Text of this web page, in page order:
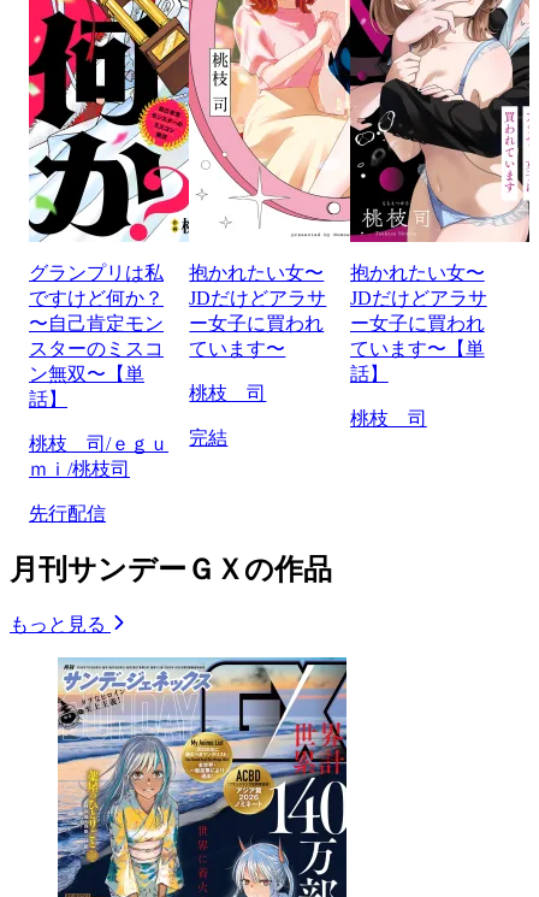
グランプリは私
ですけど何か？
〜自己肯定モン
スターのミスコ
ン無双〜【単
話】
桃枝 司/ｅｇｕ
ｍｉ/桃枝司
先行配信
抱かれたい女〜
JDだけどアラサ
ー女子に買われ
ています〜
桃枝 司
完結
抱かれたい女〜
JDだけどアラサ
ー女子に買われ
ています〜【単
話】
桃枝 司
月刊サンデーＧＸの作品
もっと見る